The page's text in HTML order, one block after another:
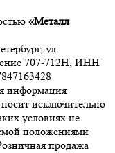
«Металл
ул.
707-712Н, ИНН
информация
исключительно
условиях не
положениями
продажа